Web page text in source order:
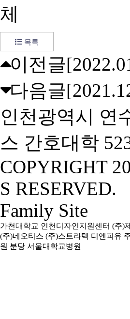
체
목록
이전글
다음글
인천광역시 연
스 간호대학
COPYRIGHT
S RESERVED.
Family Site
가천대학교 인천디자인지원센터 (주)
(주)네오티스 (주)스트라텍 디엔피유
원 분당 서울대학교병원